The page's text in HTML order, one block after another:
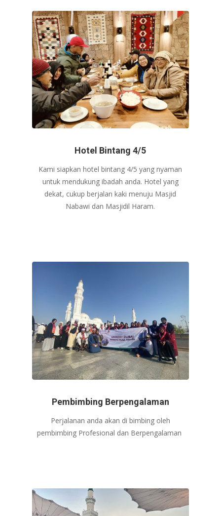
Hotel Bintang 4/5
Kami siapkan hotel bintang 4/5 yang nyaman
untuk mendukung ibadah anda. Hotel yang
dekat, cukup berjalan kaki menuju Masjid
Nabawi dan Masjidil Haram.
Pembimbing Berpengalaman
Perjalanan anda akan di bimbing oleh
pembimbing Profesional dan Berpengalaman